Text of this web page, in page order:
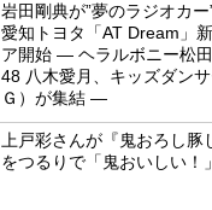
岩田剛典が”夢のラジオカー
愛知トヨタ「AT Dream」
ア開始 ― ヘラルボニー松
48 八木愛月、キッズダン
Ｇ）が集結 ―
上戸彩さんが『鬼おろし豚
をつるりで「鬼おいしい！」